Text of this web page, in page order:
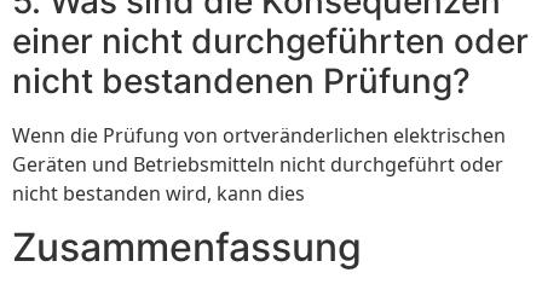
einer nicht durchgeführten oder
nicht bestandenen Prüfung?
Wenn die Prüfung von ortveränderlichen elektrischen
Geräten und Betriebsmitteln nicht durchgeführt oder
nicht bestanden wird, kann dies
Zusammenfassung